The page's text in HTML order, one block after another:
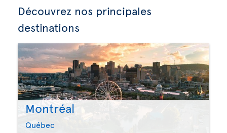
Découvrez nos principales
destinations
Montréal
Québec